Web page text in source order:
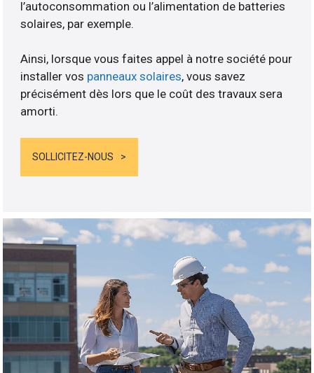
l’autoconsommation ou l’alimentation de batteries
solaires, par exemple.
Ainsi, lorsque vous faites appel à notre société pour
installer vos panneaux solaires, vous savez
précisément dès lors que le coût des travaux sera
amorti.
SOLLICITEZ-NOUS